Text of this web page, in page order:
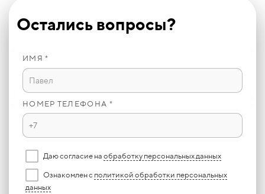
Остались вопросы?
ИМЯ *
НОМЕР ТЕЛЕФОНА *
Даю согласие на обработку персональных данных
Ознакомлен с политикой обработки персональных
данных